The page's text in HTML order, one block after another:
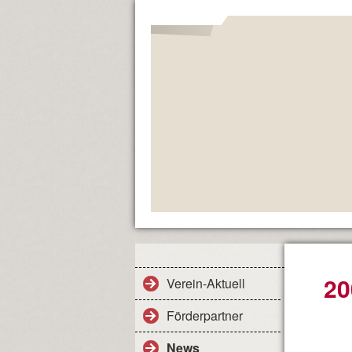
Verein-Aktuell
Förderpartner
News